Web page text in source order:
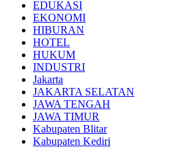
EDUKASI
EKONOMI
HIBURAN
HOTEL
HUKUM
INDUSTRI
Jakarta
JAKARTA SELATAN
JAWA TENGAH
JAWA TIMUR
Kabupaten Blitar
Kabupaten Kediri